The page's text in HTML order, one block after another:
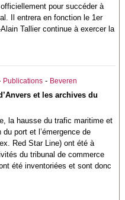
pour succéder à
Il entrera en fonction le 1er
Tallier continue à exercer la
Publications - Beveren
et les archives du
la hausse du trafic maritime et
port et l’émergence de
Red Star Line) ont été à
du tribunal de commerce
été inventoriées et sont donc